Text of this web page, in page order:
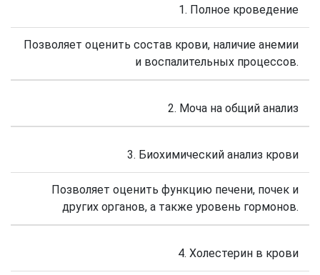
1. Полное кроведение
Позволяет оценить состав крови, наличие анемии
и воспалительных процессов.
2. Моча на общий анализ
3. Биохимический анализ крови
Позволяет оценить функцию печени, почек и
других органов, а также уровень гормонов.
4. Холестерин в крови